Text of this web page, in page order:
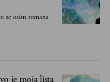
se osim romana
je moja lista